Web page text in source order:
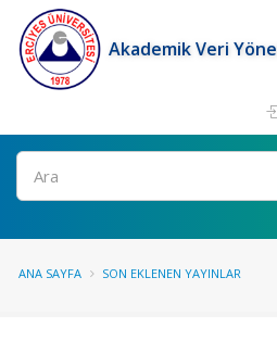
Akademik Veri
Ara
ANA SAYFA SON EKLENEN YAYINLAR